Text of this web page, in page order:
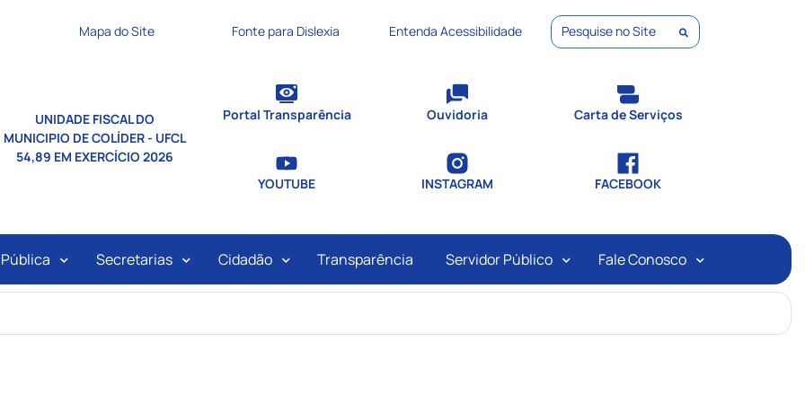
de acessibilidade
Mapa do Site Fonte para Dislexia Entenda Acessibilidade
Pesquisar
UNIDADE FISCAL DO
MUNICIPIO DE COLÍDER - UFCL
54,89 EM EXERCÍCIO 2026
Portal Transparência Ouvidoria Carta de Serviços
YOUTUBE INSTAGRAM FACEBOOK
Secretarias Cidadão Transparência Servidor Público Fale Conosco